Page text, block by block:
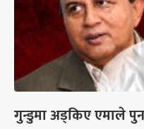
गुन्डुमा अड्किए एमाले